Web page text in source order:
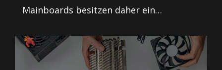
Mainboards besitzen daher ein
hochwertigen und schweren
Kühlkörpern. Zusätzlich haben wir